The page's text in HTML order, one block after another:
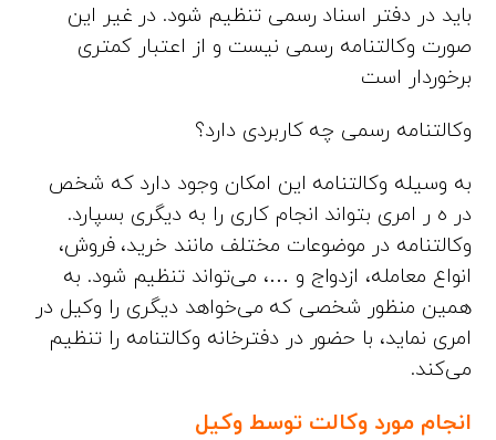
باید در دفتر اسناد رسمی تنظیم شود. در غیر این
صورت وکالتنامه رسمی نیست و از اعتبار کمتری
برخوردار است
وکالتنامه رسمی چه کاربردی دارد؟
به وسیله وکالتنامه این امکان وجود دارد که شخص
در ه ر امری بتواند انجام کاری را به دیگری بسپارد.
وکالتنامه در موضوعات مختلف مانند خرید، فروش،
انواع معامله، ازدواج و …، می‌تواند تنظیم شود. به
همین منظور شخصی که می‌خواهد دیگری را وکیل در
امری نماید، با حضور در دفترخانه وکالتنامه را تنظیم
می‌کند.
انجام مورد وکالت توسط وکیل